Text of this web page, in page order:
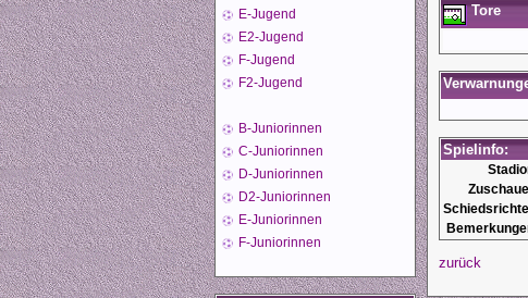
E-Jugend
E2-Jugend
F-Jugend
F2-Jugend
B-Juniorinnen
C-Juniorinnen
D-Juniorinnen
D2-Juniorinnen
E-Juniorinnen
F-Juniorinnen
Tore
Spielinfo:
zurück